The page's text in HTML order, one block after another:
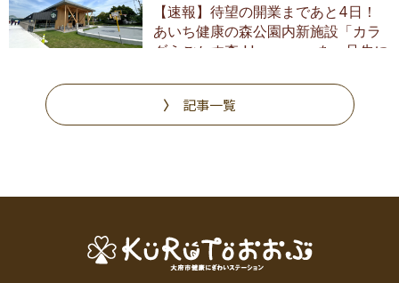
【速報】待望の開業まであと4日！
あいち健康の森公園内新施設「カラ
ダうごかす森 Harappa」を一足先に
記事一覧